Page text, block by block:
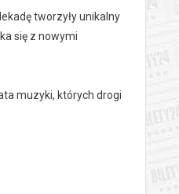
tworzyły unikalny
się z nowymi
muzyki, których drogi